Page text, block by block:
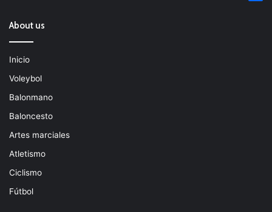
About us
Inicio
Voleybol
Balonmano
Baloncesto
Artes marciales
Atletismo
Ciclismo
Fútbol